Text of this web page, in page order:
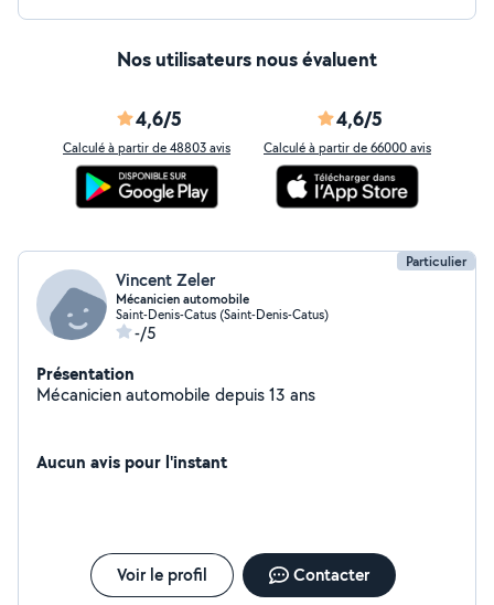
Nos utilisateurs nous évaluent
4,6/5
Calculé à partir de 48803 avis
4,6/5
Calculé à partir de 66000 avis
Particulier
Vincent Zeler
Mécanicien automobile
Saint-Denis-Catus (Saint-Denis-Catus)
-/5
Présentation
Mécanicien automobile depuis 13 ans
Aucun avis pour l'instant
Voir le profil Contacter